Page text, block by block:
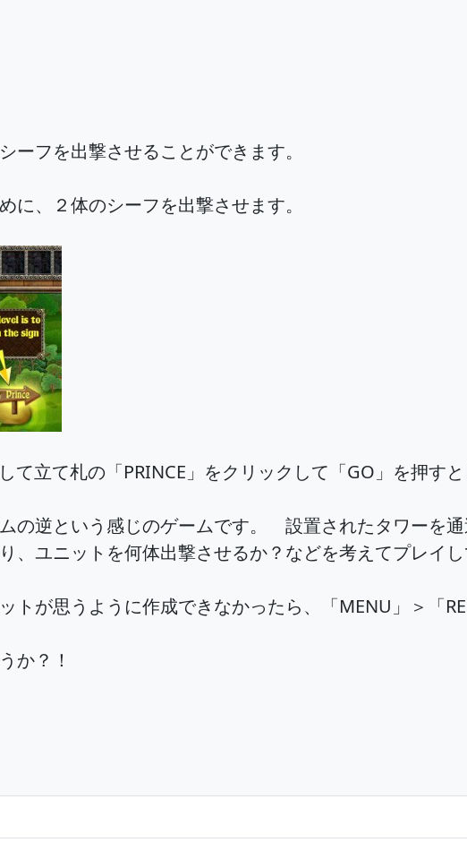
ーフを出撃させることができます。
に、２体のシーフを出撃させます。
て立て札の「PRINCE」をクリックして「GO」を押す
の逆という感じのゲームです。 設置されたタワーを
、ユニットを何体出撃させるか？などを考えてプレイ
トが思うように作成できなかったら、「MENU」＞「
か？！